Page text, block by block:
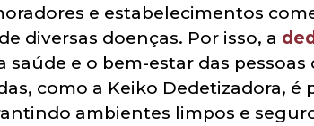
e estabelecimentos
diversas doenças. Por isso, a
e o bem-estar das pessoas
como a Keiko Dedetizadora, é
ambientes limpos e